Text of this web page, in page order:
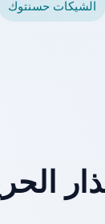
الشيكات حسنتوك